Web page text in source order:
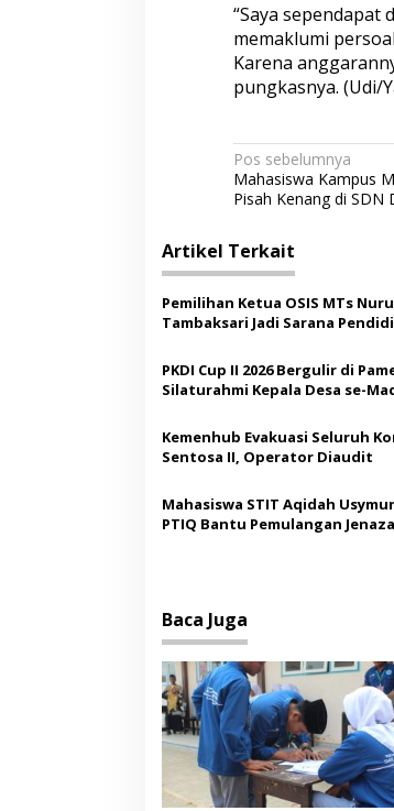
“Saya sependapat
memaklumi
Karena
pungkasnya. (Udi/
N
a
i
g
a
i
o
s
Pos sebelumnya
Mahasiswa Kampus
Pisah Kenang di SDN
Artikel Terkait
Pemilihan Ketua OSIS MTs
Tambaksari Jadi Sarana
PKDI Cup II 2026 Bergulir di
Silaturahmi Kepala Desa se-
Kemenhub Evakuasi Seluruh
Sentosa II, Operator Diaudit
Mahasiswa STIT Aqidah
PTIQ Bantu Pemulangan
Baca Juga